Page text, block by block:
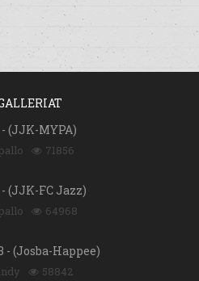
- (JJK-MYPA)
71856
- (JJK-FC Jazz)
64968
- (Josba-Happee)
58842